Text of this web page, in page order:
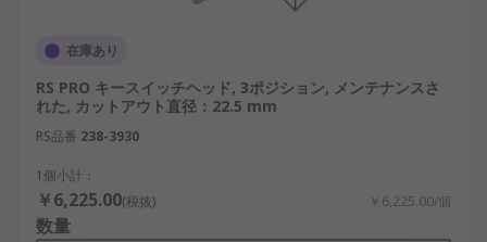
在庫あり
RS PRO キースイッチヘッド, 3ポジション, メンテナンスさ
れた, カットアウト直径：22.5 mm
RS品番 238-3930
1個小計：
￥6,225.00(税抜) ￥6,225.00/個
数量